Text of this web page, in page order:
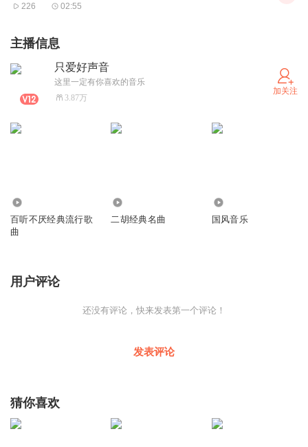
226 02:55
主播信息
只爱好声音
这里一定有你喜欢的音乐
3.87万
加关注
百听不厌经典流行歌
曲
二胡经典名曲 国风音乐
用户评论
还没有评论，快来发表第一个评论！
发表评论
猜你喜欢